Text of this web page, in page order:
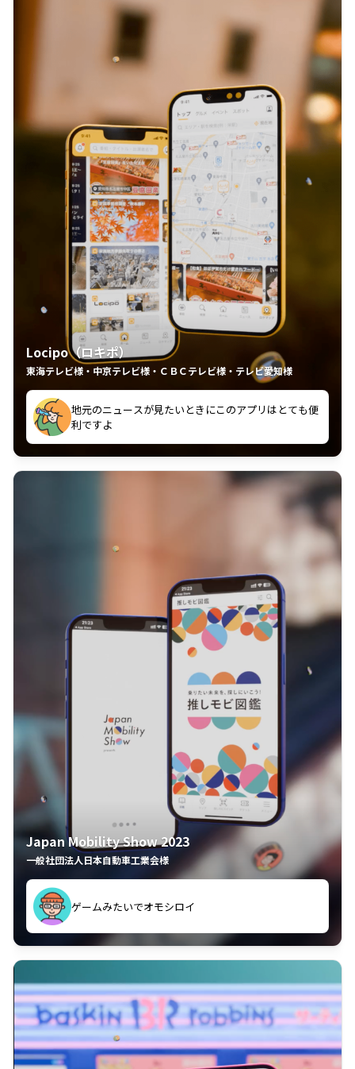
Locipo（ロキポ）
東海テレビ様・中京テレビ様・ＣＢＣテレビ様・テレビ愛知様
中京テレビのおもしろ番組が視聴可能地域外からも見
れるの嬉しいポイント
いつも利用させていただいております！
Japan Mobility Show 2023
一般社団法人日本自動車工業会様
ゲームみたいでオモシロイ
久々のモーターショーがアプリでもっと楽しめました